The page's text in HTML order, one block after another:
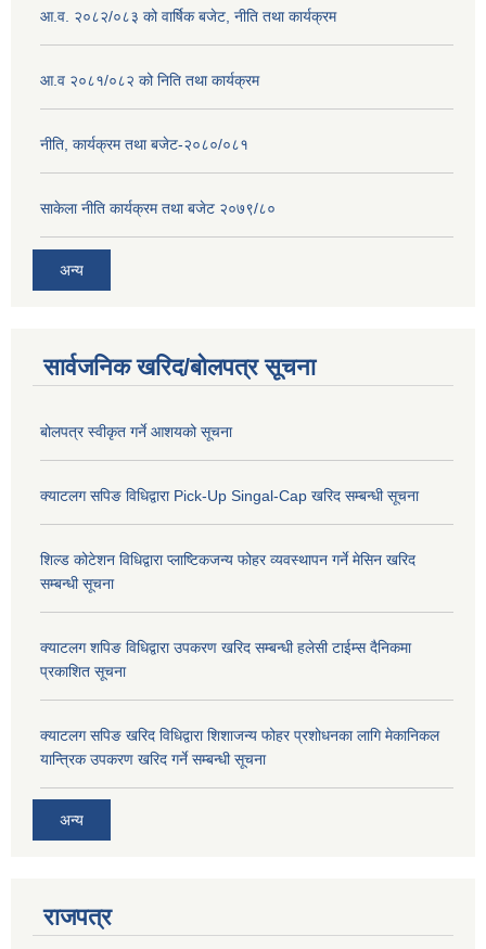
आ.व. २०८२/०८३ को वार्षिक बजेट, नीति तथा कार्यक्रम
आ.व २०८१/०८२ को निति तथा कार्यक्रम
नीति, कार्यक्रम तथा बजेट-२०८०/०८१
साकेला नीति कार्यक्रम तथा बजेट २०७९/८०
अन्य
सार्वजनिक खरिद/बोलपत्र सूचना
बोलपत्र स्वीकृत गर्ने आशयको सूचना
क्याटलग सपिङ विधिद्वारा Pick-Up Singal-Cap खरिद सम्बन्धी सूचना
शिल्ड कोटेशन विधिद्वारा प्लाष्टिकजन्य फोहर व्यवस्थापन गर्ने मेसिन खरिद
सम्बन्धी सूचना
क्याटलग शपिङ विधिद्वारा उपकरण खरिद सम्बन्धी हलेसी टाईम्स दैनिकमा
प्रकाशित सूचना
क्याटलग सपिङ खरिद विधिद्वारा शिशाजन्य फोहर प्रशोधनका लागि मेकानिकल
यान्त्रिक उपकरण खरिद गर्ने सम्बन्धी सूचना
अन्य
राजपत्र